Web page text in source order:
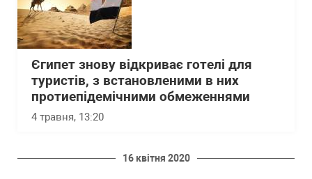
Єгипет знову відкриває готелі для
туристів, з встановленими в них
протиепідемічними обмеженнями
4 травня, 13:20
16 квітня 2020